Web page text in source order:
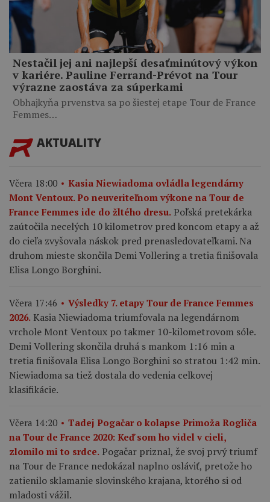
Nestačil jej ani najlepší desaťminútový výkon
v kariére. Pauline Ferrand-Prévot na Tour
výrazne zaostáva za súperkami
Obhajkyňa prvenstva sa po šiestej etape Tour de France
Femmes…
AKTUALITY
Včera 18:00
Kasia Niewiadoma ovládla legendárny
Mont Ventoux. Po neuveriteľnom výkone na Tour de
France Femmes ide do žltého dresu. Poľská pretekárka
zaútočila necelých 10 kilometrov pred koncom etapy a až
do cieľa zvyšovala náskok pred prenasledovateľkami. Na
druhom mieste skončila Demi Vollering a tretia finišovala
Elisa Longo Borghini.
Včera 17:46
Výsledky 7. etapy Tour de France Femmes
2026. Kasia Niewiadoma triumfovala na legendárnom
vrchole Mont Ventoux po takmer 10-kilometrovom sóle.
Demi Vollering skončila druhá s mankom 1:16 min a
tretia finišovala Elisa Longo Borghini so stratou 1:42 min.
Niewiadoma sa tiež dostala do vedenia celkovej
klasifikácie.
Včera 14:20
Tadej Pogačar o kolapse Primoža Rogliča
na Tour de France 2020: Keď som ho videl v cieli,
zlomilo mi to srdce. Pogačar priznal, že svoj prvý triumf
na Tour de France nedokázal naplno osláviť, pretože ho
zatienilo sklamanie slovinského krajana, ktorého si od
mladosti vážil.